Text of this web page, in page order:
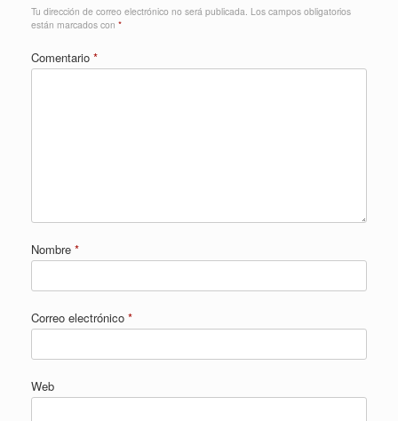
Tu dirección de correo electrónico no será publicada. Los campos obligatorios
están marcados con *
Comentario *
Nombre *
Correo electrónico *
Web